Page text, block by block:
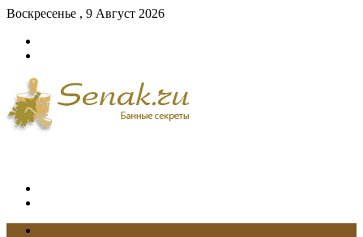
Воскресенье , 9 Август 2026